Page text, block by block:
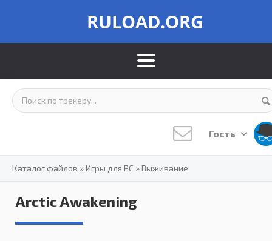
RULOAD.ORG
Гость
Каталог файлов »Игры для PC »Выживание
Arctic Awakening